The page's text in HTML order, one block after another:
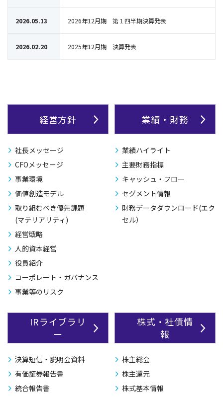
2026.05.13 2026年12月期 第１四半期決算発表
2026.02.20 2025年12月期 決算発表
経営方針
社長メッセージ
CFOメッセージ
事業環境
価値創造モデル
取り組むべき優先課題
(マテリアリティ)
経営戦略
人的資本経営
役員紹介
コーポレート・ガバナンス
事業等のリスク
業績・財務
業績ハイライト
主要財務指標
キャッシュ・フロー
セグメント情報
財務データダウンロード(エク
セル）
IRライブラリ
ー
決算短信・説明会資料
有価証券報告書
統合報告書
株式・社債情
報
株主総会
株主還元
株式基本情報